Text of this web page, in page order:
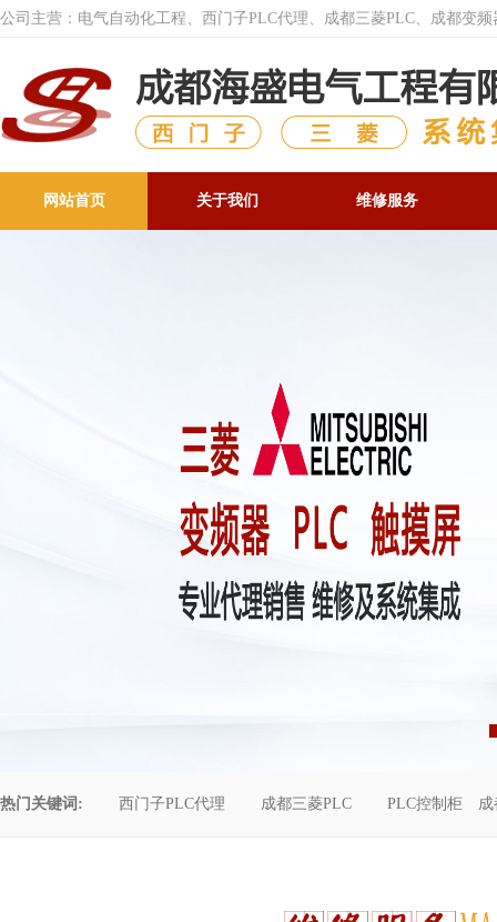
公司主营：电气自动化工程、西门子PLC代理、成都三菱PLC、成都变
网站首页 关于我们 维修服务
热门关键词: 西门子PLC代理 成都三菱PLC PLC控制柜